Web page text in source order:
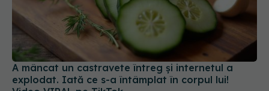
A mâncat un castravete întreg și internetul a
explodat. Iată ce s-a întâmplat în corpul lui!
Video VIRAL pe TikTok
08 apr 2025, 14:13